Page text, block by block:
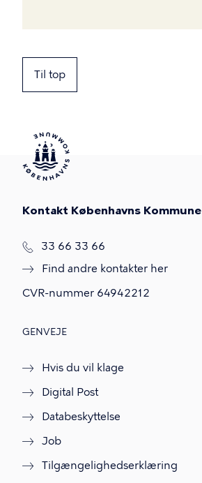
Til top
Kontakt Københavns Kommune
T
f
33 66 33 66
Find andre kontakter her
CVR-nummer 64942212
GENVEJE
Hvis du vil klage
Digital Post
Databeskyttelse
Job
Tilgængelighedserklæring